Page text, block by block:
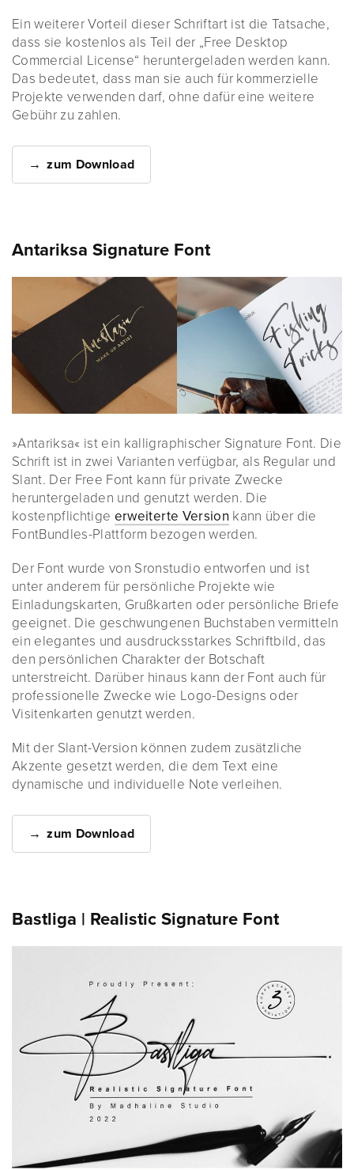
Ein weiterer Vorteil dieser Schriftart ist die Tatsache,
dass sie kostenlos als Teil der „Free Desktop
Commercial License“ heruntergeladen werden kann.
Das bedeutet, dass man sie auch für kommerzielle
Projekte verwenden darf, ohne dafür eine weitere
Gebühr zu zahlen.
zum Download
Antariksa Signature Font
»Antariksa« ist ein kalligraphischer Signature Font. Die
Schrift ist in zwei Varianten verfügbar, als Regular und
Slant. Der Free Font kann für private Zwecke
heruntergeladen und genutzt werden. Die
kostenpflichtige erweiterte Version kann über die
FontBundles-Plattform bezogen werden.
Der Font wurde von Sronstudio entworfen und ist
unter anderem für persönliche Projekte wie
Einladungskarten, Grußkarten oder persönliche Briefe
geeignet. Die geschwungenen Buchstaben vermitteln
ein elegantes und ausdrucksstarkes Schriftbild, das
den persönlichen Charakter der Botschaft
unterstreicht. Darüber hinaus kann der Font auch für
professionelle Zwecke wie Logo-Designs oder
Visitenkarten genutzt werden.
Mit der Slant-Version können zudem zusätzliche
Akzente gesetzt werden, die dem Text eine
dynamische und individuelle Note verleihen.
zum Download
Bastliga | Realistic Signature Font